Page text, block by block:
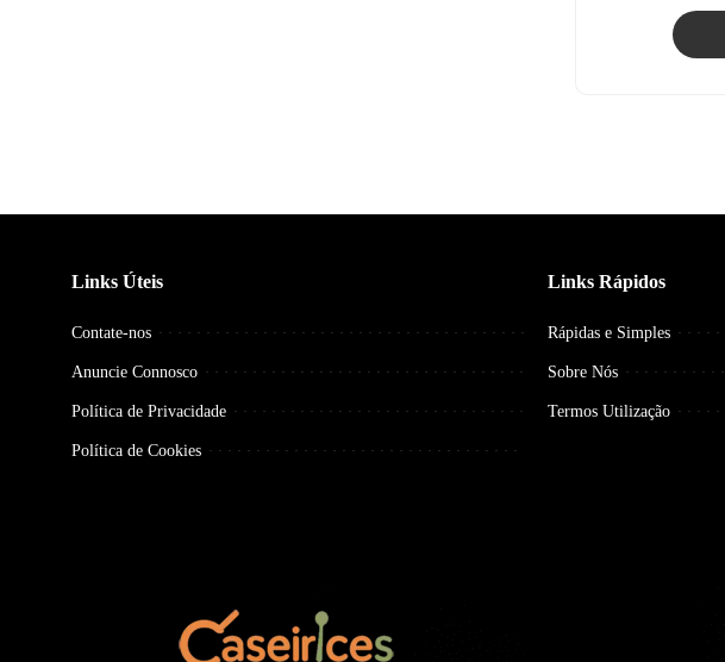
Links Úteis
Contate-nos
Anuncie Connosco
Política de Privacidade
Política de Cookies
Links Rápidos
Rápidas e Simples
Sobre Nós
Termos Utilização